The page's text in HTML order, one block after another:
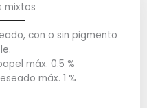
mixtos
con o sin pigmento
máx. 0.5 %
máx. 1 %